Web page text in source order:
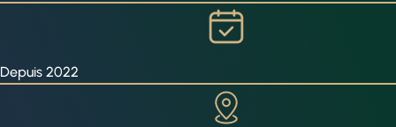
Depuis 2022